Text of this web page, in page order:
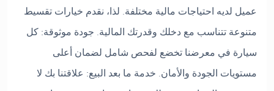
عميل لديه احتياجات مالية مختلفة. لذا، نقدم خيارات تقسيط
متنوعة تتناسب مع دخلك وقدرتك المالية. جودة موثوقة: كل
سيارة في معرضنا تخضع لفحص شامل لضمان أعلى
مستويات الجودة والأمان. خدمة ما بعد البيع: علاقتنا بك لا